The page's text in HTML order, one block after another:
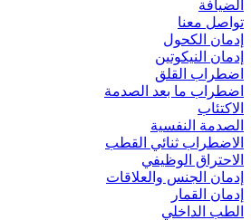
الضيافة
تواصل معنا
إدمان الكحول
إدمان النيكوتين
اضطراب القلق
اضطراب ما بعد الصدمة
الاكتئاب
الصدمة النفسية
الاضطراب ثنائي القطب
الاحتراق الوظيفي
إدمان الجنس والعلاقات
إدمان القمار
الطب الداخلي